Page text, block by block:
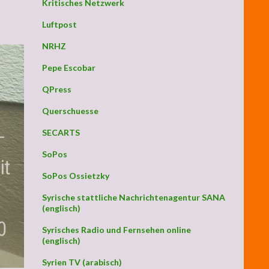
Kritisches Netzwerk
Luftpost
NRHZ
Pepe Escobar
QPress
Querschuesse
SECARTS
SoPos
SoPos Ossietzky
Syrische stattliche Nachrichtenagentur SANA
(englisch)
Syrisches Radio und Fernsehen online
(englisch)
Syrien TV (arabisch)